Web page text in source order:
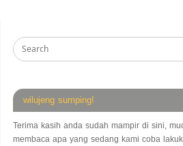
wilujeng sumping!
Terima kasih anda sudah mampir di sini,
membaca apa yang sedang kami coba